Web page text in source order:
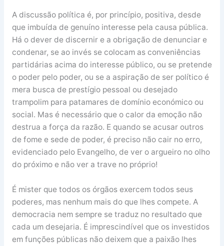
A discussão política é, por princípio, positiva, desde
que imbuída de genuíno interesse pela causa pública.
Há o dever de discernir e a obrigação de denunciar e
condenar, se ao invés se colocam as conveniências
partidárias acima do interesse público, ou se pretende
o poder pelo poder, ou se a aspiração de ser político é
mera busca de prestígio pessoal ou desejado
trampolim para patamares de domínio económico ou
social. Mas é necessário que o calor da emoção não
destrua a força da razão. E quando se acusar outros
de fome e sede de poder, é preciso não cair no erro,
evidenciado pelo Evangelho, de ver o argueiro no olho
do próximo e não ver a trave no próprio!
É mister que todos os órgãos exercem todos seus
poderes, mas nenhum mais do que lhes compete. A
democracia nem sempre se traduz no resultado que
cada um desejaria. É imprescindível que os investidos
em funções públicas não deixem que a paixão lhes